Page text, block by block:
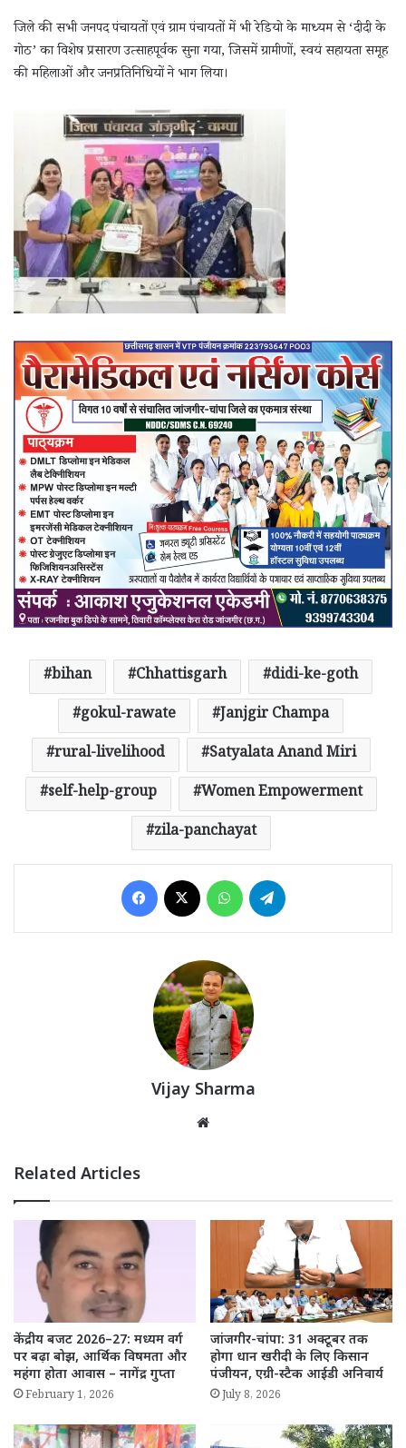
जिले की सभी जनपद पंचायतों एवं ग्राम पंचायतों में भी रेडियो के माध्यम से ‘दीदी के
गोठ’ का विशेष प्रसारण उत्साहपूर्वक सुना गया, जिसमें ग्रामीणों, स्वयं सहायता समूह
की महिलाओं और जनप्रतिनिधियों ने भाग लिया।
bihan Chhattisgarh
didi-ke-goth
gokul-rawate
Janjgir Champa
rural-livelihood
Satyalata Anand Miri
self-help-group
Women Empowerment
zila-panchayat
Facebook WhatsApp
Vijay Sharma
Related Articles
केंद्रीय बजट 2026–27: मध्यम वर्ग
पर बढ़ा बोझ, आर्थिक विषमता और
महंगा होता आवास – नागेंद्र गुप्ता
February 1, 2026
जांजगीर-चांपा: 31 अक्टूबर तक
होगा धान खरीदी के लिए किसान
पंजीयन, एग्री-स्टैक आईडी अनिवार्य
July 8, 2026